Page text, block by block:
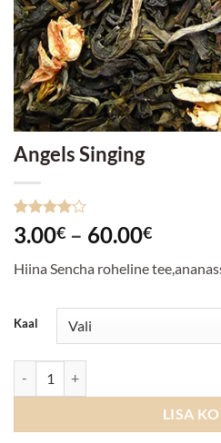
Angels Singing
Hinnatud
4/5
3
hinnangu
3.00€ – 60.00€
kuni
Hiina Sencha roheline
Kaal
LISA